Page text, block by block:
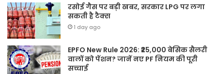
रसोई गैस पर बड़ी खबर, सरकार LPG पर लगा
सकती है टैक्स
1 day ago
EPFO New Rule 2026: ₹25,000 बेसिक सैलरी
वालों को पेंशन? जानें नए PF नियम की पूरी
सच्चाई